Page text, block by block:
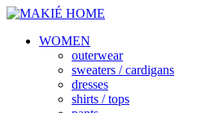
WOMEN
outerwear
sweaters / cardigans
dresses
shirts / tops